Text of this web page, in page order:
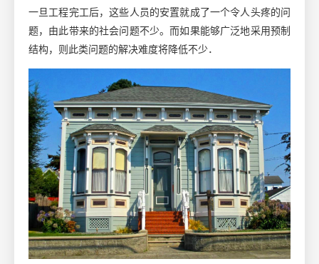
一旦工程完工后，这些人员的安置就成了一个令人头疼的问
题，由此带来的社会问题不少。而如果能够广泛地采用预制
结构，则此类问题的解决难度将降低不少．